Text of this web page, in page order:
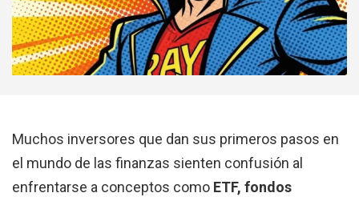
Muchos inversores que dan sus primeros pasos en
el mundo de las finanzas sienten confusión al
enfrentarse a conceptos como ETF, fondos